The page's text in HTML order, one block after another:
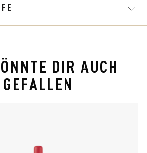
DIR AUCH
GEFALLEN